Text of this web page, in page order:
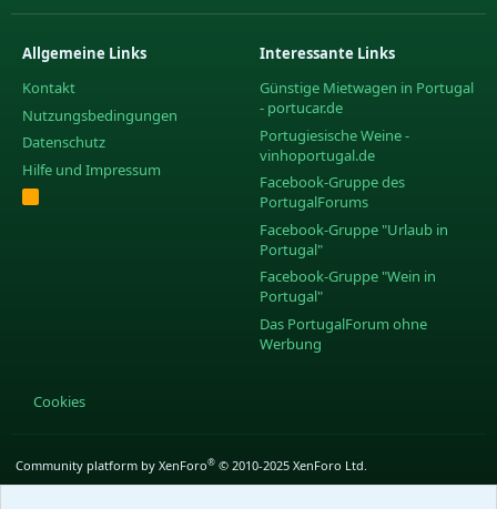
Allgemeine Links
Kontakt
Nutzungsbedingungen
Datenschutz
Hilfe und Impressum
R
Interessante Links
Günstige Mietwagen in Portugal
- portucar.de
Portugiesische Weine -
vinhoportugal.de
Facebook-Gruppe des
PortugalForums
Facebook-Gruppe "Urlaub in
Portugal"
Facebook-Gruppe "Wein in
Portugal"
Das PortugalForum ohne
Werbung
Cookies
Community platform by XenForo® © 2010-2025 XenForo Ltd.